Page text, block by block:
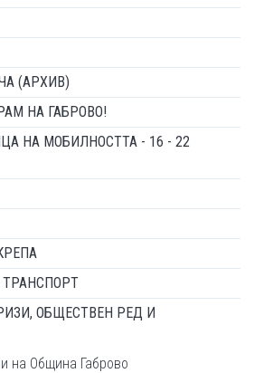
(АРХИВ)
НА ГАБРОВО!
НА МОБИЛНОСТТА - 16 - 22
ОБЩЕСТВЕН РЕД И
на Община Габрово